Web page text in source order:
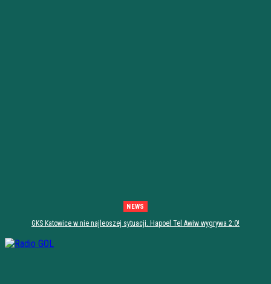
NEWS
GKS Katowice w nie najleoszej sytuacji. Hapoel Tel Awiw wygrywa 2:0!